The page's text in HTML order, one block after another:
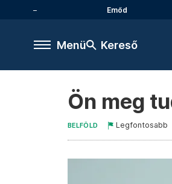
Emőd
Menü Kereső
Ön meg
BELFÖLD Legfontosabb